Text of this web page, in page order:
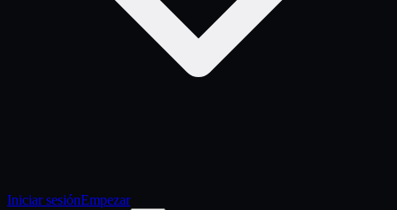
Iniciar sesiónEmpezar